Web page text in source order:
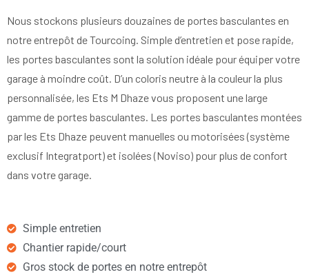
Nous stockons plusieurs douzaines de portes basculantes en
notre entrepôt de Tourcoing. Simple d’entretien et pose rapide,
les portes basculantes sont la solution idéale pour équiper votre
garage à moindre coût. D’un coloris neutre à la couleur la plus
personnalisée, les Ets M Dhaze vous proposent une large
gamme de portes basculantes. Les portes basculantes montées
par les Ets Dhaze peuvent manuelles ou motorisées (système
exclusif Integratport) et isolées (Noviso) pour plus de confort
dans votre garage.
Simple entretien
Chantier rapide/court
Gros stock de portes en notre entrepôt